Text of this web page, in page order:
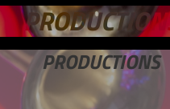
PRODUCTIONS